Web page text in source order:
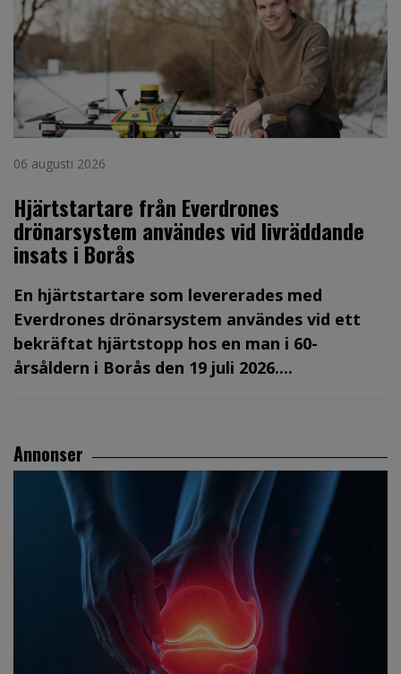
06 augusti 2026
Hjärtstartare från Everdrones
drönarsystem användes vid livräddande
insats i Borås
En hjärtstartare som levererades med
Everdrones drönarsystem användes vid ett
bekräftat hjärtstopp hos en man i 60-
årsåldern i Borås den 19 juli 2026....
Annonser